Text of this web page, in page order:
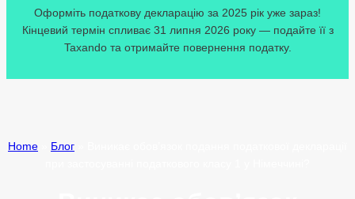
Оформіть податкову декларацію за 2025 рік уже зараз!
Кінцевий термін спливає 31 липня 2026 року — подайте її з
Taxando та отримайте повернення податку.
Home Блог